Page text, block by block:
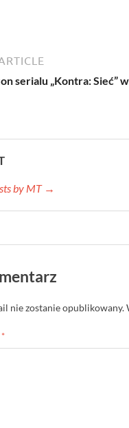
serialu „Kontra: Sieć”
by MT →
nie zostanie opublikowany.
*